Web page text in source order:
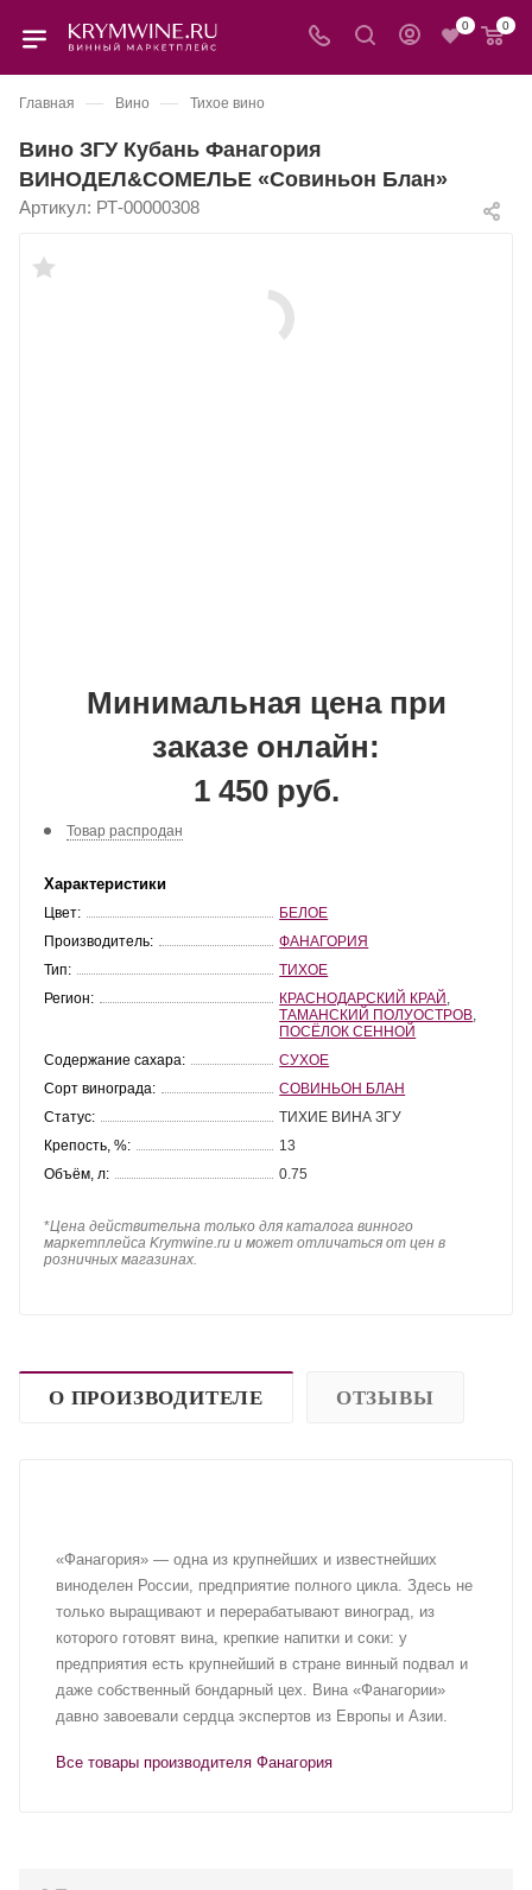
0 0
Главная — Вино — Тихое вино
Вино ЗГУ Кубань Фанагория
ВИНОДЕЛ&СОМЕЛЬЕ «Совиньон Блан»
Артикул: РТ-00000308
Минимальная цена при
заказе онлайн:
1 450 руб.
Товар распродан
Характеристики
Цвет:
БЕЛОЕ
Производитель:
ФАНАГОРИЯ
Тип:
ТИХОЕ
Регион:
КРАСНОДАРСКИЙ КРАЙ
ТАМАНСКИЙ ПОЛУОСТРОВ
ПОСЁЛОК СЕННОЙ
Содержание сахара:
СУХОЕ
Сорт винограда:
СОВИНЬОН БЛАН
Статус:
ТИХИЕ ВИНА ЗГУ
Крепость, %:
13
Объём, л:
0.75
*Цена действительна только для каталога винного
маркетплейса Krymwine.ru и может отличаться от цен в
розничных магазинах.
О ПРОИЗВОДИТЕЛЕ ОТЗЫВЫ
«Фанагория» — одна из крупнейших и известнейших
виноделен России, предприятие полного цикла. Здесь не
только выращивают и перерабатывают виноград, из
которого готовят вина, крепкие напитки и соки: у
предприятия есть крупнейший в стране винный подвал и
даже собственный бондарный цех. Вина «Фанагории»
давно завоевали сердца экспертов из Европы и Азии.
Все товары производителя Фанагория